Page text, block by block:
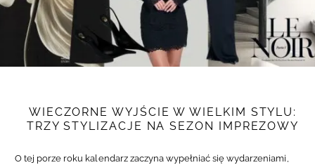
WIECZORNE WYJŚCIE W WIELKIM STYLU:
TRZY STYLIZACJE NA SEZON IMPREZOWY
O tej porze roku kalendarz zaczyna wypełniać się wydarzeniami,